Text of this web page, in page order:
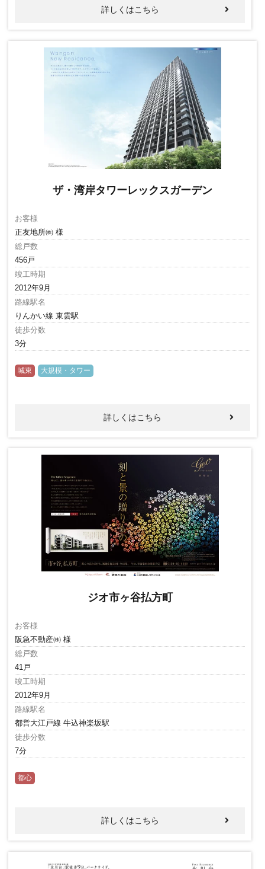
詳しくはこちら
ザ・湾岸タワーレックスガーデン
お客様
正友地所㈱ 様
総戸数
456戸
竣工時期
2012年9月
路線駅名
りんかい線 東雲駅
徒歩分数
3分
城東 大規模・タワー
詳しくはこちら
ジオ市ヶ谷払方町
お客様
阪急不動産㈱ 様
総戸数
41戸
竣工時期
2012年9月
路線駅名
都営大江戸線 牛込神楽坂駅
徒歩分数
7分
都心
詳しくはこちら